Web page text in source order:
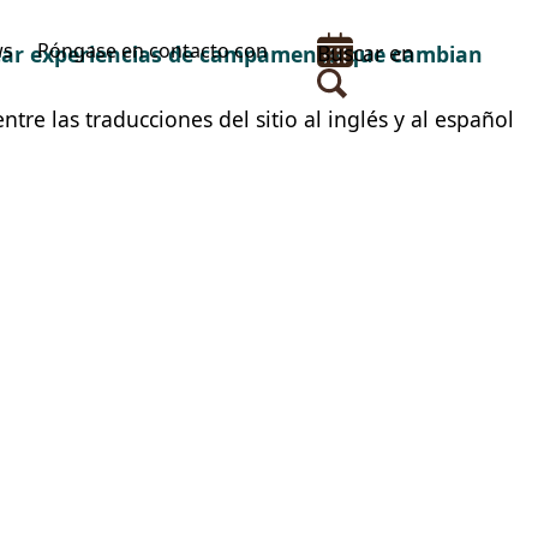
experiencias de campamento que cambian
Póngase en contacto con Buscar en
las traducciones del sitio al inglés y al español